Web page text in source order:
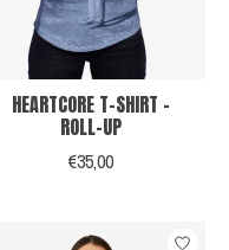
HEARTCORE T-SHIRT -
ROLL-UP
€35,00